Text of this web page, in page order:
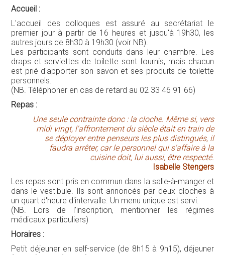
Accueil :
L'accueil des colloques est assuré au secrétariat le
premier jour à partir de 16 heures et jusqu'à 19h30, les
autres jours de 8h30 à 19h30 (voir NB).
Les participants sont conduits dans leur chambre. Les
draps et serviettes de toilette sont fournis, mais chacun
est prié d'apporter son savon et ses produits de toilette
personnels.
(NB. Téléphoner en cas de retard au 02 33 46 91 66)
Repas :
Une seule contrainte donc : la cloche. Même si, vers
midi vingt, l'affrontement du siècle était en train de
se déployer entre penseurs les plus distingués, il
faudra arrêter, car le personnel qui s'affaire à la
cuisine doit, lui aussi, être respecté.
Isabelle Stengers
Les repas sont pris en commun dans la salle-à-manger et
dans le vestibule. Ils sont annoncés par deux cloches à
un quart d'heure d'intervalle. Un menu unique est servi.
(NB. Lors de l'inscription, mentionner les régimes
médicaux particuliers)
Horaires :
Petit déjeuner en self-service (de 8h15 à 9h15), déjeuner